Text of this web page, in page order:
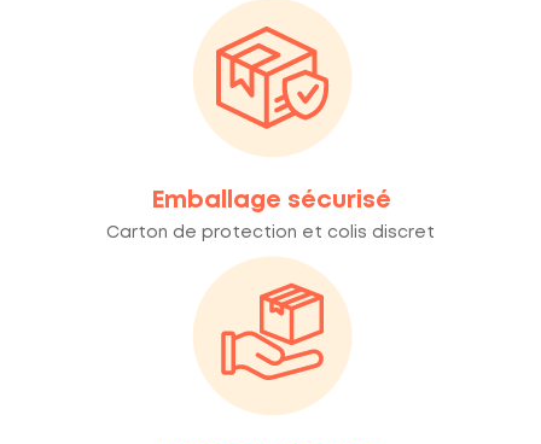
Emballage sécurisé
Carton de protection et colis discret